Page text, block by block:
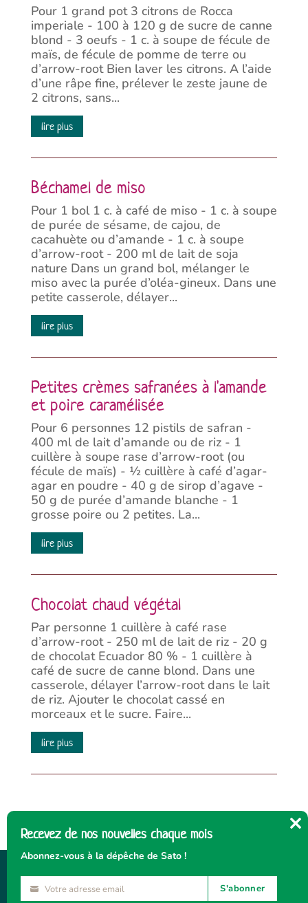
Pour 1 grand pot 3 citrons de Rocca
imperiale - 100 à 120 g de sucre de canne
blond - 3 oeufs - 1 c. à soupe de fécule de
maïs, de fécule de pomme de terre ou
d’arrow-root Bien laver les citrons. A l’aide
d’une râpe fine, prélever le zeste jaune de
2 citrons, sans...
lire plus
Béchamel de miso
Pour 1 bol 1 c. à café de miso - 1 c. à soupe
de purée de sésame, de cajou, de
cacahuète ou d’amande - 1 c. à soupe
d’arrow-root - 200 ml de lait de soja
nature Dans un grand bol, mélanger le
miso avec la purée d’oléa-gineux. Dans une
petite casserole, délayer...
lire plus
Petites crèmes safranées à l'amande
et poire caramélisée
Pour 6 personnes 12 pistils de safran -
400 ml de lait d’amande ou de riz - 1
cuillère à soupe rase d’arrow-root (ou
fécule de maïs) - ½ cuillère à café d’agar-
agar en poudre - 40 g de sirop d’agave -
50 g de purée d’amande blanche - 1
grosse poire ou 2 petites. La...
lire plus
Chocolat chaud végétal
Par personne 1 cuillère à café rase
d’arrow-root - 250 ml de lait de riz - 20 g
de chocolat Ecuador 80 % - 1 cuillère à
café de sucre de canne blond. Dans une
casserole, délayer l’arrow-root dans le lait
de riz. Ajouter le chocolat cassé en
morceaux et le sucre. Faire...
lire plus
Recevez de nos nouvelles chaque mois
Abonnez-vous à la dépêche de Sato !
VotreVotre adresse email S'abonner